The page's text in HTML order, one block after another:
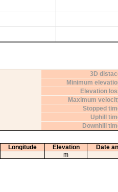
3D
Minimum
Elevation
Maximum
Stopped
Uphill
Downhill
Longitude Elevation
Date
m